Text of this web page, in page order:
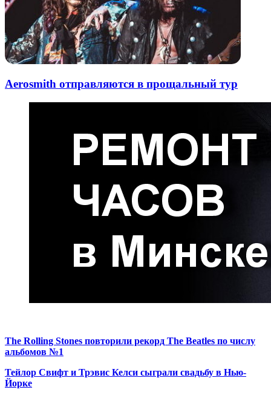
Aerosmith отправляются в прощальный тур
The Rolling Stones повторили рекорд The Beatles по числу
альбомов №1
Тейлор Свифт и Трэвис Келси сыграли свадьбу в Нью-
Йорке